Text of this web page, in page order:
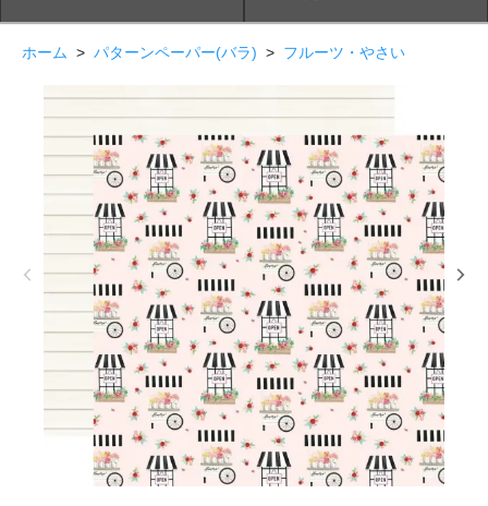
ホーム > パターンペーパー(バラ) > フルーツ・やさい